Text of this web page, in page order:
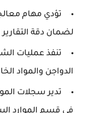
تؤدي مهام
لضمان دقة التقارير
تنفذ عمليات
الدواجن والمواد
تدير سجلات
في قسم الموارد